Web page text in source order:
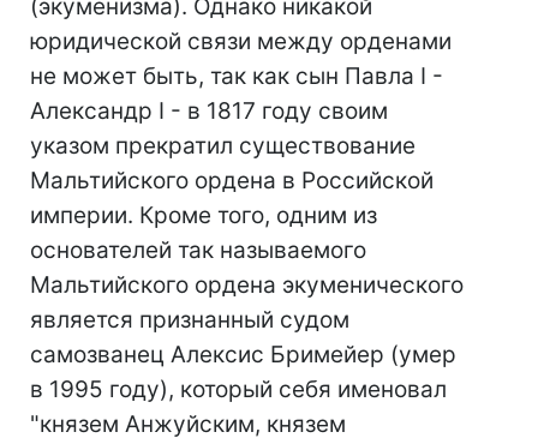
(экуменизма). Однако никакой
юридической связи между орденами
не может быть, так как сын Павла І -
Александр І - в 1817 году своим
указом прекратил существование
Мальтийского ордена в Российской
империи. Кроме того, одним из
основателей так называемого
Мальтийского ордена экуменического
является признанный судом
самозванец Алексис Бримейер (умер
в 1995 году), который себя именовал
"князем Анжуйским, князем